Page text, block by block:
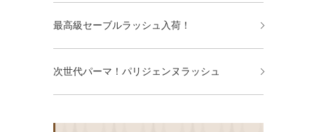
最高級セーブルラッシュ入荷！
次世代パーマ！パリジェンヌラッシュ